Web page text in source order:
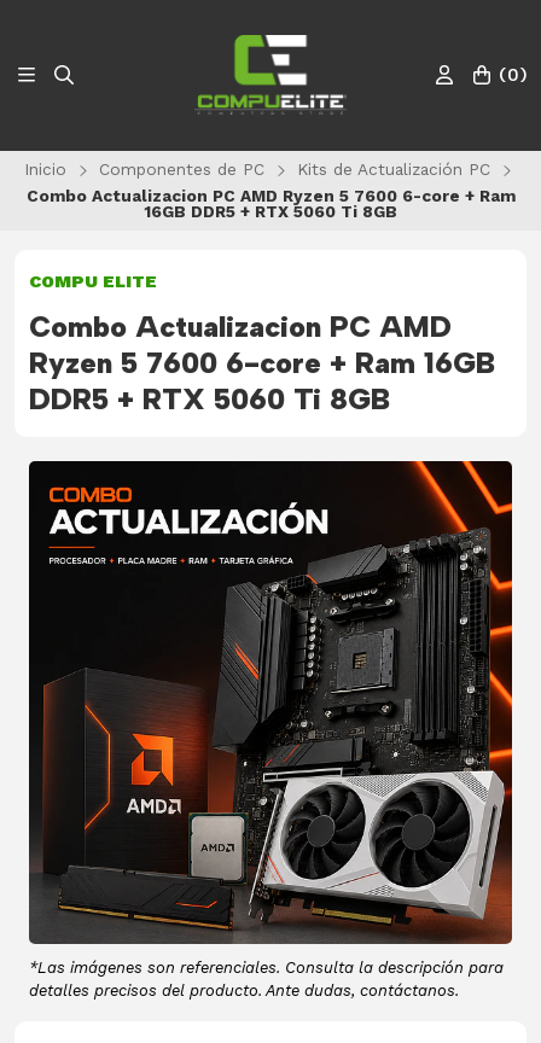
(0)
Inicio Componentes de PC
Kits de Actualización PC
Combo Actualizacion PC AMD Ryzen 5 7600 6-core + Ram
16GB DDR5 + RTX 5060 Ti 8GB
COMPU ELITE
Combo Actualizacion PC AMD
Ryzen 5 7600 6-core + Ram 16GB
DDR5 + RTX 5060 Ti 8GB
*Las imágenes son referenciales. Consulta la descripción para
detalles precisos del producto. Ante dudas, contáctanos.